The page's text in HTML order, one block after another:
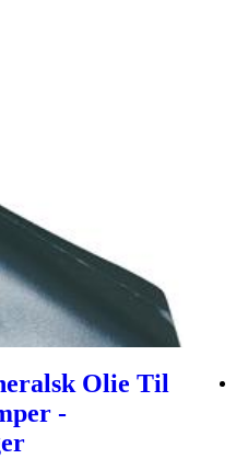
Olie Til
-